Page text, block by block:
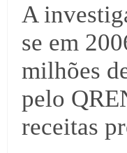
A
se em
milhões
pelo
receitas